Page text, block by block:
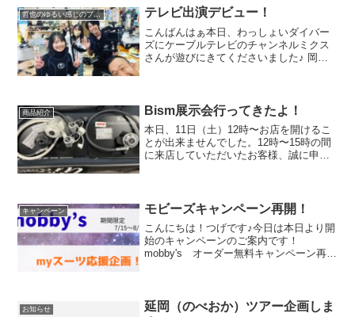
哲也のゆるい感じのブログ テレビ出演デビュー！
こんばんはぁ本日、わっしょいダイバー
ズにケーブルテレビのチャンネルミクス
さんが遊びにきてくださいました♪ 岡崎
ました。多分滑舌はい...
商品紹介 Bism展示会行ってきたよ！
本日、11日（土）12時〜お店を開けるこ
とが出来ませんでした。12時〜15時の間
に来店していただいたお客様、誠に申し
で迷子でし...
キャンペーン モビーズキャンペーン再開！
こんにちは！つげです♪今日は本日より開
始のキャンペーンのご案内です！
mobby's オーダー無料キャンペーン再
が、これ結構ありが...
お知らせ
延岡（のべおか）ツアー企画しま